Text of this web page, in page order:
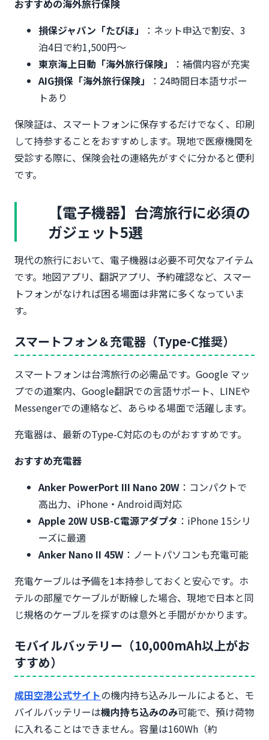
おすすめの海外旅行保険
損保ジャパン「たびほ」
：ネット申込で割安、3
泊4日で約1,500円〜
東京海上日動「海外旅行保険」
：補償内容が充実
AIG損保「海外旅行保険」
：24時間日本語サポー
トあり
保険証は、スマートフォンに保存するだけでなく、印刷
して持参することをおすすめします。現地で医療機関を
受診する際に、保険会社の連絡先がすぐに分かると便利
です。
【電子機器】台湾旅行に必須の
ガジェット5選
現代の旅行において、電子機器は必要不可欠なアイテム
です。地図アプリ、翻訳アプリ、予約確認など、スマー
トフォンがなければ困る場面は非常に多くなっていま
す。
スマートフォン＆充電器（Type-C推奨）
スマートフォンは台湾旅行の必需品です。Google マッ
プでの道案内、Google翻訳での言語サポート、LINEや
Messengerでの連絡など、あらゆる場面で活躍します。
充電器は、最新のType-C対応のものがおすすめです。
おすすめ充電器
Anker PowerPort III Nano 20W ：コンパクトで
高出力、iPhone・Android両対応
Apple 20W USB-C電源アダプタ ：iPhone 15シリ
ーズに最適
Anker Nano II 45W ：ノートパソコンも充電可能
充電ケーブルは予備を1本持参しておくと安心です。ホ
テルの部屋でケーブルが断線した場合、現地で日本と同
じ規格のケーブルを探すのは意外と手間がかかります。
モバイルバッテリー（10,000mAh以上がお
すすめ）
成田空港公式サイトの機内持ち込みルールによると、モ
バイルバッテリーは機内持ち込みのみ可能で、預け荷物
に入れることはできません。容量は160Wh（約